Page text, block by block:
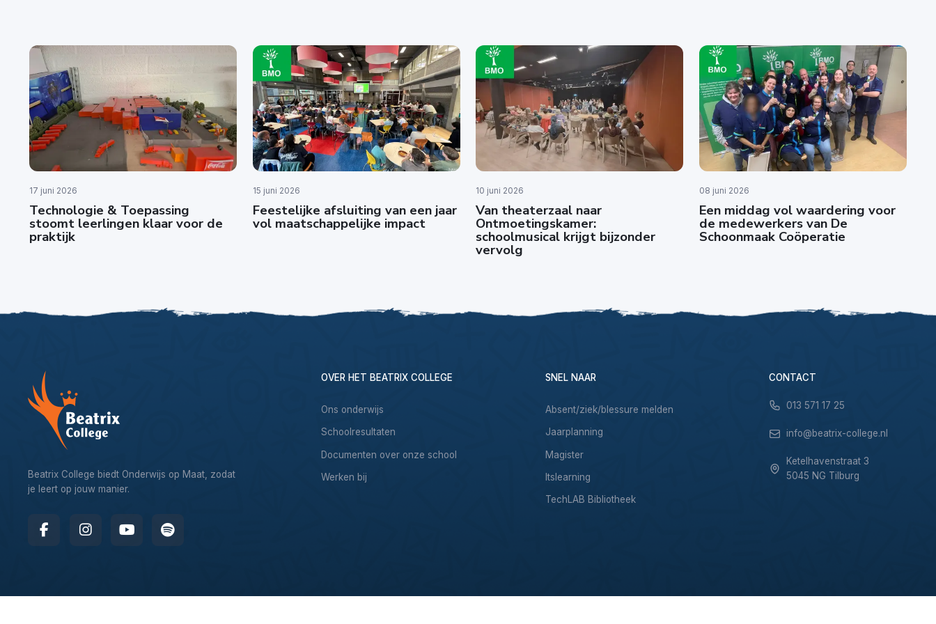
17 juni 2026
Technologie & Toepassing
stoomt leerlingen klaar voor de
praktijk
15 juni 2026
Feestelijke afsluiting van een jaar
vol maatschappelijke impact
10 juni 2026
Van theaterzaal naar
Ontmoetingskamer:
schoolmusical krijgt bijzonder
vervolg
08 juni 2026
Een middag vol waardering voor
de medewerkers van De
Schoonmaak Coöperatie
Beatrix College biedt Onderwijs op Maat, zodat
je leert op jouw manier.
OVER HET BEATRIX COLLEGE
Ons onderwijs
Schoolresultaten
Documenten over onze school
Werken bij
SNEL NAAR
Absent/ziek/blessure melden
Jaarplanning
Magister
Itslearning
TechLAB Bibliotheek
CONTACT
013 571 17 25
info@beatrix-college.nl
Ketelhavenstraat 3
5045 NG Tilburg